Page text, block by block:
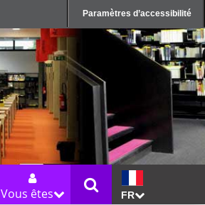
Paramètres d’accessibilité
Vous êtes FR